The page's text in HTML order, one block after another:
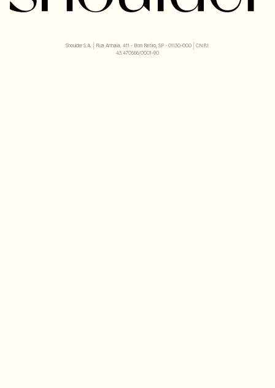
Shoulder S.A. | Rua Anhaia, 411 - Bom Retiro, SP - 01130-000 | CNPJ:
43.470566/0001-90